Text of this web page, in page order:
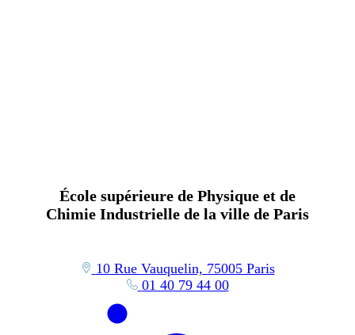
École supérieure de Physique et de
Chimie Industrielle de la ville de Paris
10 Rue Vauquelin, 75005 Paris
01 40 79 44 00